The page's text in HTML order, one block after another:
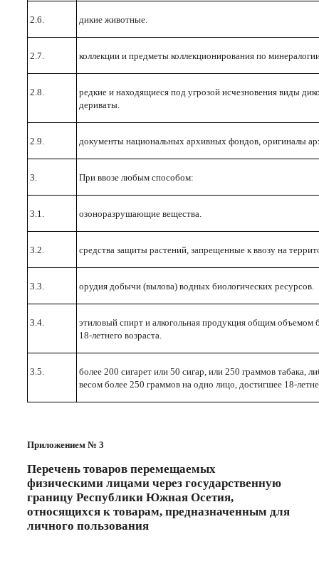
2.6. дикие животные.
2.7. коллекции и предметы коллекционирования по
2.8.
редкие и находящиеся под угрозой исчезновения виды
дериваты.
2.9. документы национальных архивных фондов, оригиналы
3. При ввозе любым способом:
3.1. озоноразрушающие вещества.
3.2. средства защиты растений, запрещенные к ввозу на
3.3. орудия добычи (вылова) водных биологических ресурсов.
3.4.
этиловый спирт и алкогольная продукция общим объемом
18-летнего возраста.
3.5.
более 200 сигарет или 50 сигар, или 250 граммов табака,
весом более 250 граммов на одно лицо, достигшее 18-
Приложением № 3
Перечень товаров перемещаемых
физическими лицами через государственную
границу Республики Южная Осетия,
относящихся к товарам, предназначенным для
личного пользования